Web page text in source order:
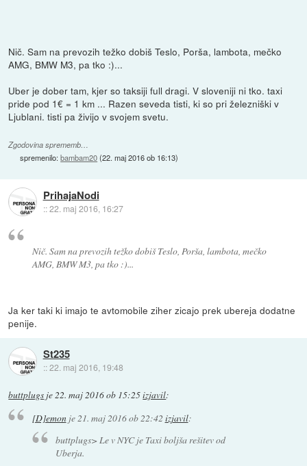
Nič. Sam na prevozih težko dobiš Teslo, Porša, lambota, mečko
AMG, BMW M3, pa tko :)...
Uber je dober tam, kjer so taksiji full dragi. V sloveniji ni tko. taxi
pride pod 1€ = 1 km ... Razen seveda tisti, ki so pri železniški v
Ljublani. tisti pa živijo v svojem svetu.
Zgodovina sprememb…
spremenilo:bambam20(22. maj 2016 ob 16:13)
PrihajaNodi
::22. maj 2016, 16:27
Nič. Sam na prevozih težko dobiš Teslo, Porša, lambota, mečko
AMG, BMW M3, pa tko :)...
Ja ker taki ki imajo te avtomobile ziher zicajo prek ubereja dodatne
penije.
St235
::22. maj 2016, 19:48
buttplugs je22. maj 2016 ob 15:25izjavil:
[D]emonje 21. maj 2016 ob 22:42 izjavil:
buttplugs> Le v NYC je Taxi boljša rešitev od
Uberja.